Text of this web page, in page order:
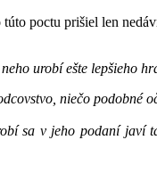
poctu prišiel len
urobí ešte
niečo
sa v jeho podaní